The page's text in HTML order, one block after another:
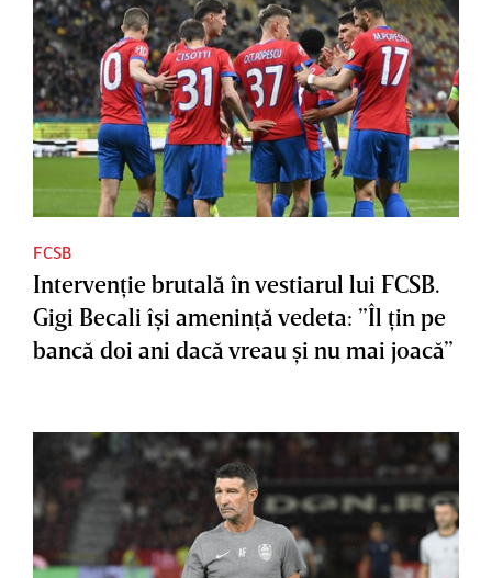
FCSB
Intervenţie brutală în vestiarul lui FCSB.
Gigi Becali îşi ameninţă vedeta: ”Îl ţin pe
bancă doi ani dacă vreau şi nu mai joacă”